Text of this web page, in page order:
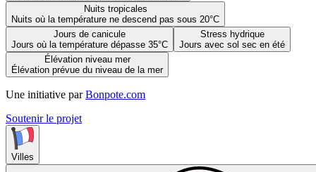
Nuits tropicales
Nuits où la température ne descend pas sous 20°C
Jours de canicule
Jours où la température dépasse 35°C
Stress hydrique
Jours avec sol sec en été
Élévation niveau mer
Élévation prévue du niveau de la mer
Une initiative par Bonpote.com
Soutenir le projet
Villes